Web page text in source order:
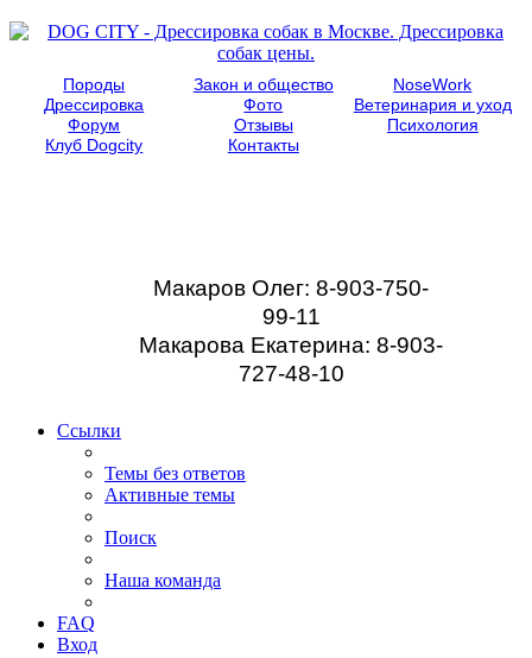
Породы Закон и общество
NoseWork
Дрессировка
Фото
Ветеринария и уход
Форум
Отзывы
Психология
Клуб Dogcity
Контакты
Макаров Олег: 8-903-750-
99-11
Макарова Екатерина: 8-903-
727-48-10
Ссылки
Темы без ответов
Активные темы
Поиск
Наша команда
FAQ
Вход